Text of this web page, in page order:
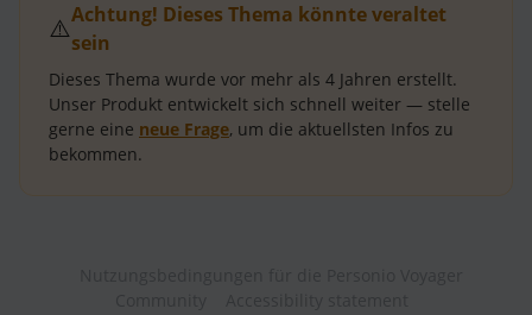
⚠️Achtung! Dieses Thema könnte veraltet
sein
Dieses Thema wurde vor mehr als 4 Jahren erstellt.
Unser Produkt entwickelt sich schnell weiter — stelle
gerne eine neue Frage, um die aktuellsten Infos zu
bekommen.